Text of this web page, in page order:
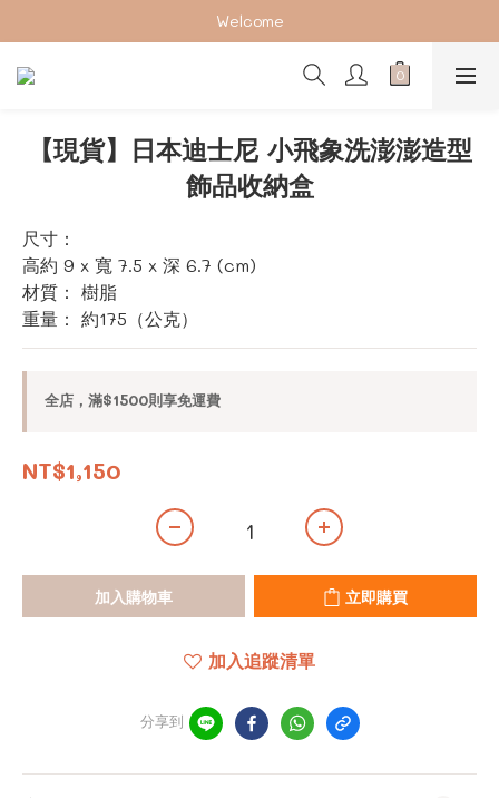
加入會員下單享2%回饋紅利 ❤❤
Welcome
加入會員下單享2%回饋紅利 ❤❤
【現貨】日本迪士尼 小飛象洗澎澎造型
飾品收納盒
尺寸：
高約 9 x 寬 7.5 x 深 6.7 (cm)
材質： 樹脂
重量： 約175（公克）
全店，滿$1500則享免運費
NT$1,150
加入購物車 立即購買
加入追蹤清單
分享到